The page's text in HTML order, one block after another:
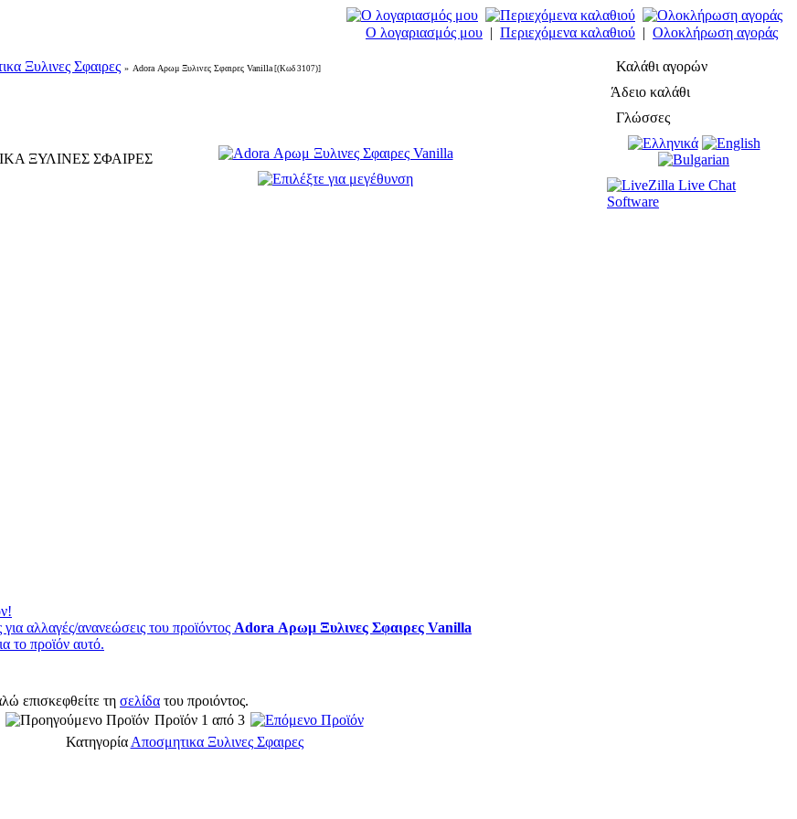
Ο λογαριασμός μου | Περιεχόμενα καλαθιού | Ολοκλήρωση αγοράς
Ξυλινες Σφαιρες » Adora Αρωμ Ξυλινες Σφαιρες Vanilla[(Κωδ 3107)]
ΞΥΛΙΝΕΣ ΣΦΑΙΡΕΣ
αλλαγές/ανανεώσεις του προϊόντος Adora Αρωμ Ξυλινες Σφαιρες Vanilla
το προϊόν αυτό.
επισκεφθείτε τη σελίδα του προιόντος.
Προϊόν 1 από 3
Κατηγορία Αποσμητικα Ξυλινες Σφαιρες
Καλάθι αγορών
Άδειο καλάθι
Γλώσσες